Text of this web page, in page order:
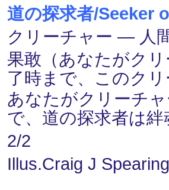
道の探求者/Seeker
クリーチャー ― 人
果敢（あなたがク
了時まで、このク
あなたがクリーチ
で、道の探求者は絆
2/2
Illus.Craig J